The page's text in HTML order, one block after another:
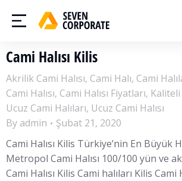
Cami Halısı Kilis
Akrilik Cami Halısı, Cami Halı, Cami
Cami Halısı, Cami Halısı Fiyatları, Kaliteli
Ucuz Cami Halıları, Ucuz Cami Halısı
By admin
Şubat 21, 2020
Cami Halısı Kilis Türkiye’nin En Büyük
Metropol Cami Halısı 100/100 yün ve
Cami Halısı Kilis Cami halıları Kilis Cami